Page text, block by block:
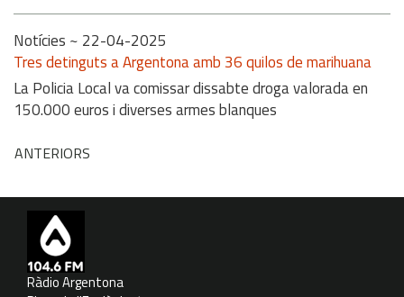
Notícies ~ 22-04-2025
Tres detinguts a Argentona amb 36 quilos de marihuana
La Policia Local va comissar dissabte droga valorada en
150.000 euros i diverses armes blanques
ANTERIORS
Ràdio Argentona